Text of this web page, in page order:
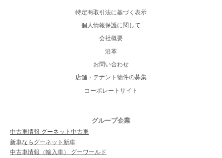
特定商取引法に基づく表示
個人情報保護に関して
会社概要
沿革
お問い合わせ
店舗・テナント物件の募集
コーポレートサイト
グループ企業
中古車情報 グーネット中古車
新車ならグーネット新車
中古車情報（輸入車） グーワールド